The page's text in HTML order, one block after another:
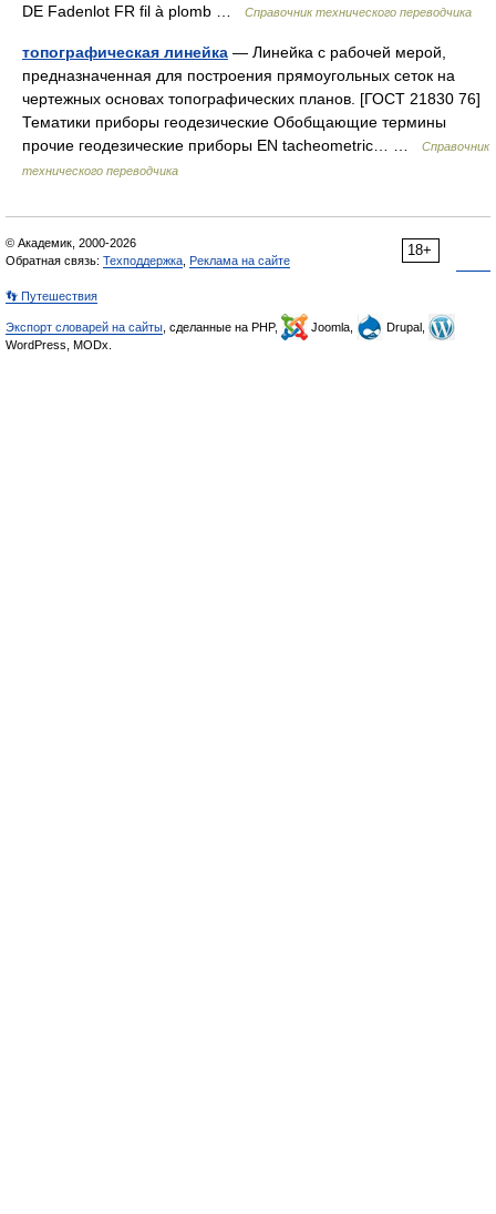
DE Fadenlot FR fil à plomb …
Справочник технического переводчика
топографическая линейка — Линейка с рабочей мерой,
предназначенная для построения прямоугольных сеток на
чертежных основах топографических планов. [ГОСТ 21830 76]
Тематики приборы геодезические Обобщающие термины
прочие геодезические приборы EN tacheometric… …
Справочник
технического переводчика
18+
© Академик, 2000-2026
Обратная связь: Техподдержка Реклама на сайте
👣 Путешествия
Экспорт словарей на сайты , сделанные на PHP, Joomla,
Drupal,
WordPress, MODx.